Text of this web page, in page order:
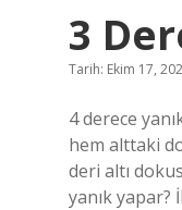
3
Tarih: Ekim 17,
4 derece
hem alttaki
deri altı
yanık yapar?